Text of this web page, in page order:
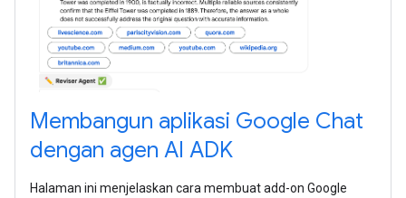
Membangun aplikasi Google Chat
dengan agen AI ADK
Halaman ini menjelaskan cara membuat add-on Google